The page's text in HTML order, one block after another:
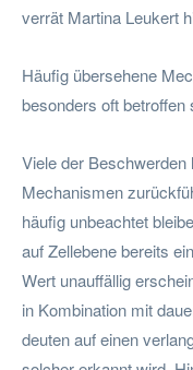
verrät Martina Leukert
Häufig übersehene
besonders oft betroffen
Viele der
Mechanismen
häufig unbeachtet
auf Zellebene bereits
Wert unauffällig
in Kombination mit
deuten auf einen